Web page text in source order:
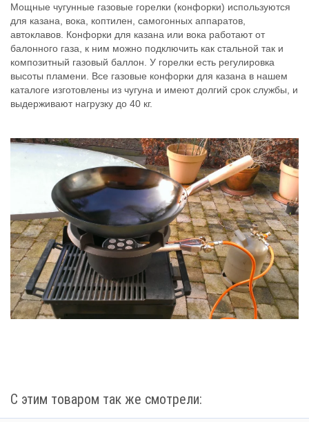
Мощные чугунные газовые горелки (конфорки) используются
для казана, вока, коптилен, самогонных аппаратов,
автоклавов. Конфорки для казана или вока работают от
балонного газа, к ним можно подключить как стальной так и
композитный газовый баллон. У горелки есть регулировка
высоты пламени. Все газовые конфорки для казана в нашем
каталоге изготовлены из чугуна и имеют долгий срок службы, и
выдерживают нагрузку до 40 кг.
С этим товаром так же смотрели: